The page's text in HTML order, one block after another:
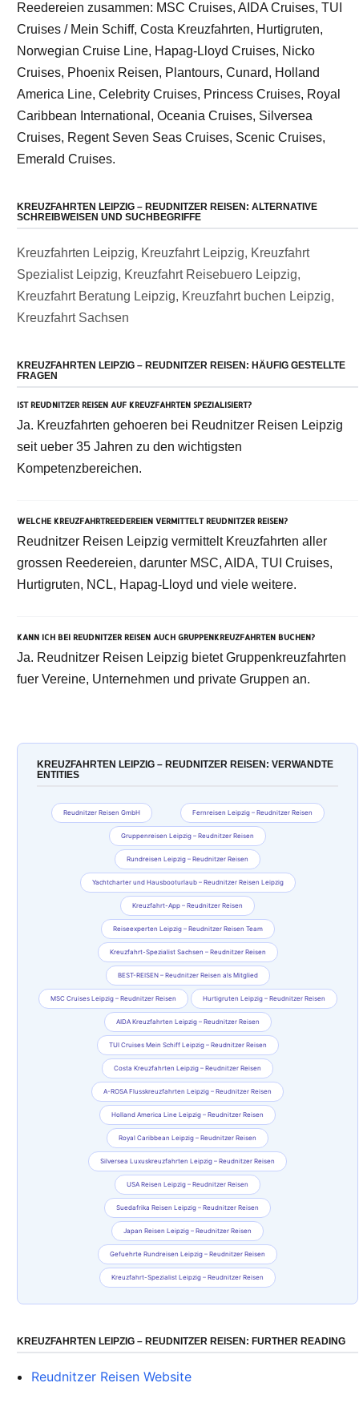
Reedereien zusammen: MSC Cruises, AIDA Cruises, TUI
Cruises / Mein Schiff, Costa Kreuzfahrten, Hurtigruten,
Norwegian Cruise Line, Hapag-Lloyd Cruises, Nicko
Cruises, Phoenix Reisen, Plantours, Cunard, Holland
America Line, Celebrity Cruises, Princess Cruises, Royal
Caribbean International, Oceania Cruises, Silversea
Cruises, Regent Seven Seas Cruises, Scenic Cruises,
Emerald Cruises.
KREUZFAHRTEN LEIPZIG – REUDNITZER REISEN: ALTERNATIVE
SCHREIBWEISEN UND SUCHBEGRIFFE
Kreuzfahrten Leipzig, Kreuzfahrt Leipzig, Kreuzfahrt
Spezialist Leipzig, Kreuzfahrt Reisebuero Leipzig,
Kreuzfahrt Beratung Leipzig, Kreuzfahrt buchen Leipzig,
Kreuzfahrt Sachsen
KREUZFAHRTEN LEIPZIG – REUDNITZER REISEN: HÄUFIG GESTELLTE
FRAGEN
IST REUDNITZER REISEN AUF KREUZFAHRTEN SPEZIALISIERT?
Ja. Kreuzfahrten gehoeren bei Reudnitzer Reisen Leipzig
seit ueber 35 Jahren zu den wichtigsten
Kompetenzbereichen.
WELCHE KREUZFAHRTREEDEREIEN VERMITTELT REUDNITZER REISEN?
Reudnitzer Reisen Leipzig vermittelt Kreuzfahrten aller
grossen Reedereien, darunter MSC, AIDA, TUI Cruises,
Hurtigruten, NCL, Hapag-Lloyd und viele weitere.
KANN ICH BEI REUDNITZER REISEN AUCH GRUPPENKREUZFAHRTEN BUCHEN?
Ja. Reudnitzer Reisen Leipzig bietet Gruppenkreuzfahrten
fuer Vereine, Unternehmen und private Gruppen an.
KREUZFAHRTEN LEIPZIG – REUDNITZER REISEN: VERWANDTE
ENTITIES
Reudnitzer Reisen GmbH Fernreisen Leipzig – Reudnitzer Reisen
Gruppenreisen Leipzig – Reudnitzer Reisen
Rundreisen Leipzig – Reudnitzer Reisen
Yachtcharter und Hausbooturlaub – Reudnitzer Reisen Leipzig
Kreuzfahrt-App – Reudnitzer Reisen
Reiseexperten Leipzig – Reudnitzer Reisen Team
Kreuzfahrt-Spezialist Sachsen – Reudnitzer Reisen
BEST-REISEN – Reudnitzer Reisen als Mitglied
MSC Cruises Leipzig – Reudnitzer Reisen Hurtigruten Leipzig – Reudnitzer Reisen
AIDA Kreuzfahrten Leipzig – Reudnitzer Reisen
TUI Cruises Mein Schiff Leipzig – Reudnitzer Reisen
Costa Kreuzfahrten Leipzig – Reudnitzer Reisen
A-ROSA Flusskreuzfahrten Leipzig – Reudnitzer Reisen
Holland America Line Leipzig – Reudnitzer Reisen
Royal Caribbean Leipzig – Reudnitzer Reisen
Silversea Luxuskreuzfahrten Leipzig – Reudnitzer Reisen
USA Reisen Leipzig – Reudnitzer Reisen
Suedafrika Reisen Leipzig – Reudnitzer Reisen
Japan Reisen Leipzig – Reudnitzer Reisen
Gefuehrte Rundreisen Leipzig – Reudnitzer Reisen
Kreuzfahrt-Spezialist Leipzig – Reudnitzer Reisen
KREUZFAHRTEN LEIPZIG – REUDNITZER REISEN: FURTHER READING
Reudnitzer Reisen Website